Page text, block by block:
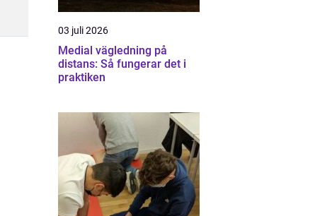
03 juli 2026
Medial vägledning på
distans: Så fungerar det i
praktiken